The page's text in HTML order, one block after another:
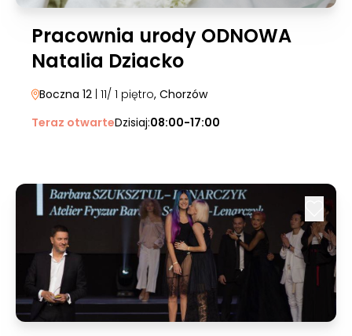
Pracownia urody ODNOWA
Natalia Dziacko
Boczna 12 | 11/ 1 piętro, Chorzów
Teraz otwarteDzisiaj:08:00-17:00